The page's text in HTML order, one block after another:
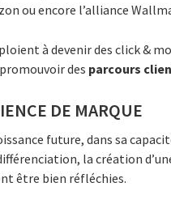
ou encore l’alliance
à devenir des click &
des parcours
DE MARQUE
future, dans sa
la création
être bien réfléchies.